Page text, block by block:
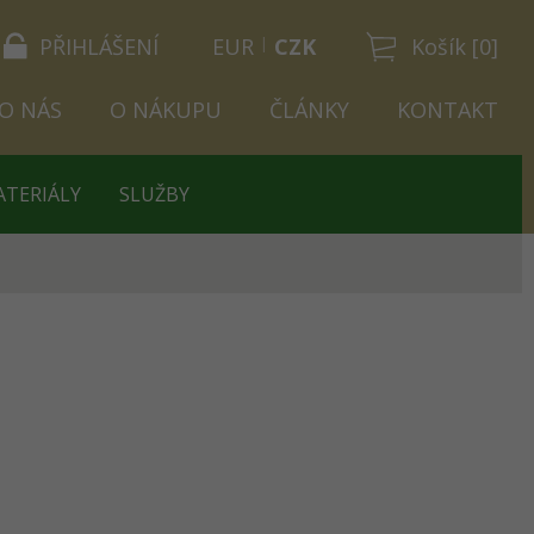
PŘIHLÁŠENÍ Košík [0]
EUR CZK
O NÁS O NÁKUPU ČLÁNKY KONTAKT
SLUŽBY